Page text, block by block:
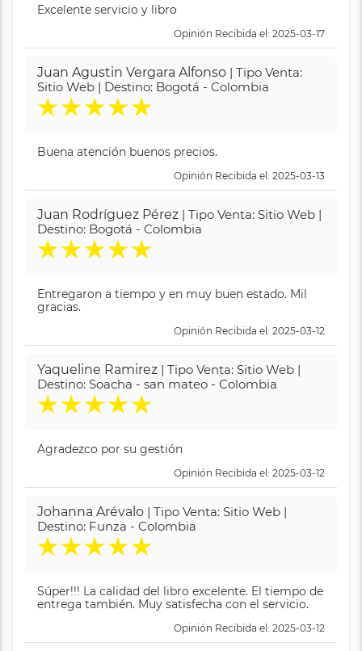
Excelente servicio y libro
Opinión Recibida el: 2025-03-17
Juan Agustin Vergara Alfonso | Tipo Venta:
Sitio Web | Destino: Bogotá - Colombia
★★★★★
Buena atención buenos precios.
Opinión Recibida el: 2025-03-13
Juan Rodríguez Pérez | Tipo Venta: Sitio Web |
Destino: Bogotá - Colombia
★★★★★
Entregaron a tiempo y en muy buen estado. Mil
gracias.
Opinión Recibida el: 2025-03-12
Yaqueline Ramirez | Tipo Venta: Sitio Web |
Destino: Soacha - san mateo - Colombia
★★★★★
Agradezco por su gestión
Opinión Recibida el: 2025-03-12
Johanna Arévalo | Tipo Venta: Sitio Web |
Destino: Funza - Colombia
★★★★★
Súper!!! La calidad del libro excelente. El tiempo de
entrega también. Muy satisfecha con el servicio.
Opinión Recibida el: 2025-03-12